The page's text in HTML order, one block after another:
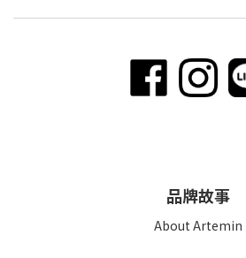
品牌故事
About Artemin